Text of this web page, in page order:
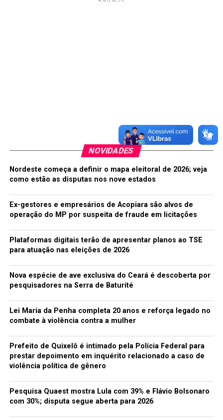
NOVIDADES
Nordeste começa a definir o mapa eleitoral de 2026; veja
como estão as disputas nos nove estados
Ex-gestores e empresários de Acopiara são alvos de
operação do MP por suspeita de fraude em licitações
Plataformas digitais terão de apresentar planos ao TSE
para atuação nas eleições de 2026
Nova espécie de ave exclusiva do Ceará é descoberta por
pesquisadores na Serra de Baturité
Lei Maria da Penha completa 20 anos e reforça legado no
combate à violência contra a mulher
Prefeito de Quixelô é intimado pela Polícia Federal para
prestar depoimento em inquérito relacionado a caso de
violência política de gênero
Pesquisa Quaest mostra Lula com 39% e Flávio Bolsonaro
com 30%; disputa segue aberta para 2026